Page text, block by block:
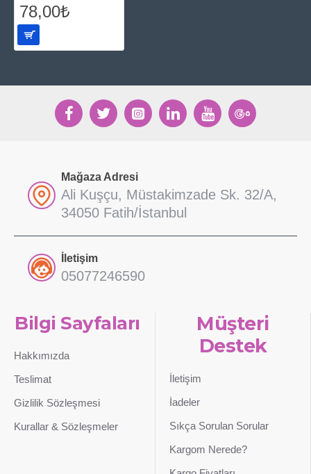
78,00₺
Mağaza Adresi
Ali Kuşçu, Müstakimzade Sk. 32/A,
34050 Fatih/İstanbul
İletişim
05077246590
Bilgi Sayfaları
Hakkımızda
Teslimat
Gizlilik Sözleşmesi
Kurallar & Sözleşmeler
Müşteri
Destek
İletişim
İadeler
Sıkça Sorulan Sorular
Kargom Nerede?